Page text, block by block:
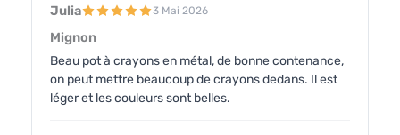
Julia 3 Mai 2026
Mignon
Beau pot à crayons en métal, de bonne contenance,
on peut mettre beaucoup de crayons dedans. Il est
léger et les couleurs sont belles.